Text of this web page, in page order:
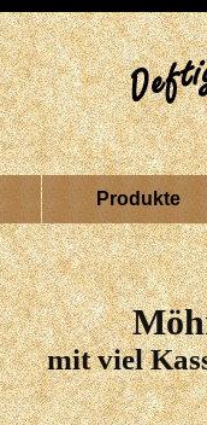
Produkte
mit viel